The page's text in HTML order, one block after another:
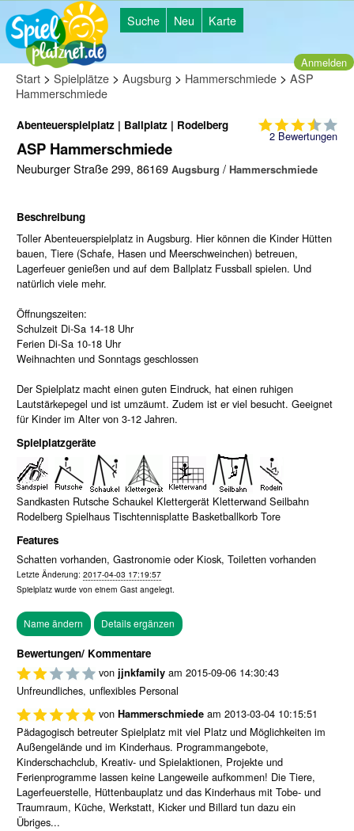
Suche Neu Karte
Anmelden
Start > Spielplätze > Augsburg > Hammerschmiede > ASP
Hammerschmiede
2Bewertungen
Abenteuerspielplatz | Ballplatz | Rodelberg
ASP Hammerschmiede
Neuburger Straße 299, 86169 Augsburg / Hammerschmiede
Beschreibung
Toller Abenteuerspielplatz in Augsburg. Hier können die Kinder Hütten
bauen, Tiere (Schafe, Hasen und Meerschweinchen) betreuen,
Lagerfeuer genießen und auf dem Ballplatz Fussball spielen. Und
natürlich viele mehr.
Öffnungszeiten:
Schulzeit Di-Sa 14-18 Uhr
Ferien Di-Sa 10-18 Uhr
Weihnachten und Sonntags geschlossen
Der Spielplatz macht einen guten Eindruck, hat einen ruhigen
Lautstärkepegel und ist umzäumt. Zudem ist er viel besucht. Geeignet
für Kinder im Alter von 3-12 Jahren.
Spielplatzgeräte
Sandkasten Rutsche Schaukel Klettergerät Kletterwand Seilbahn
Rodelberg Spielhaus Tischtennisplatte Basketballkorb Tore
Features
Schatten vorhanden, Gastronomie oder Kiosk, Toiletten vorhanden
Letzte Änderung: 2017-04-03 17:19:57
Spielplatz wurde von einem Gast angelegt.
Bewertungen/ Kommentare
von jjnkfamily am 2015-09-06 14:30:43
Unfreundliches, unflexibles Personal
von Hammerschmiede am 2013-03-04 10:15:51
Pädagogisch betreuter Spielplatz mit viel Platz und Möglichkeiten im
Außengelände und im Kinderhaus. Programmangebote,
Kinderschachclub, Kreativ- und Spielaktionen, Projekte und
Ferienprogramme lassen keine Langeweile aufkommen! Die Tiere,
Lagerfeuerstelle, Hüttenbauplatz und das Kinderhaus mit Tobe- und
Traumraum, Küche, Werkstatt, Kicker und Billard tun dazu ein
Übriges...